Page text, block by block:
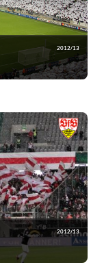
2012/13
2012/13